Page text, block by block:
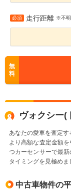
必須 走行距離 ※不明
無
料
ヴォクシー(
あなたの愛車を査定す
より高額な査定金額
つカーセンサーで最
タイミングを見極めま
中古車物件の